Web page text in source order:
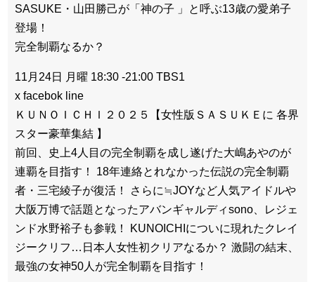
SASUKE・山田勝己が「神の子 」と呼ぶ13歳の愛弟子
登場！
完全制覇なるか？
11月24日 月曜 18:30 -21:00 TBS1
x facebok line
ＫＵＮＯＩＣＨＩ２０２５【女性版ＳＡＳＵＫＥに 各界
スター豪華集結 】
前回、史上4人目の完全制覇を成し遂げた大嶋あやのが
連覇を目指す！ 18年連絡とれなかった伝説の完全制覇
者・三宅綾子が復活！ さらに≒JOYなど人気アイドルや
大阪万博で話題となったアバンギャルディsono、レジェ
ンド水野裕子も参戦！ KUNOICHIについに現れたクレイ
ジークリフ…日本人女性初クリアなるか？ 激闘の結末、
最強の女神50人が完全制覇を目指す！